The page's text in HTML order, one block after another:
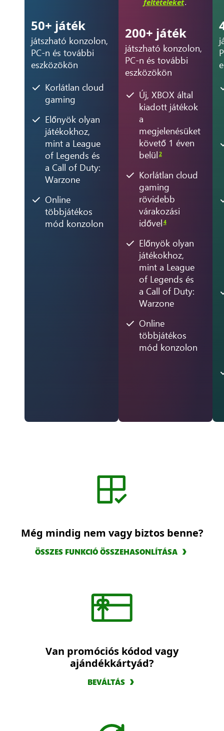
50+ játék
játszható konzolon,
PC-n és további
eszközökön
Korlátlan cloud
gaming
Előnyök olyan
játékokhoz,
mint a League
of Legends és
a Call of Duty:
Warzone
Online
többjátékos
mód konzolon
feltételeket.
200+ játék
játszható konzolon,
PC-n és további
eszközökön
Új, XBOX által
kiadott játékok
a
megjelenésüket
követő 1 éven
belül 2
Korlátlan cloud
gaming
rövidebb
várakozási
idővel 4
Előnyök olyan
játékokhoz,
mint a League
of Legends és
a Call of Duty:
Warzone
Online
többjátékos
mód konzolon
Még mindig nem vagy biztos benne?
ÖSSZES FUNKCIÓ ÖSSZEHASONLÍTÁSA
Van promóciós kódod vagy
ajándékkártyád?
BEVÁLTÁS